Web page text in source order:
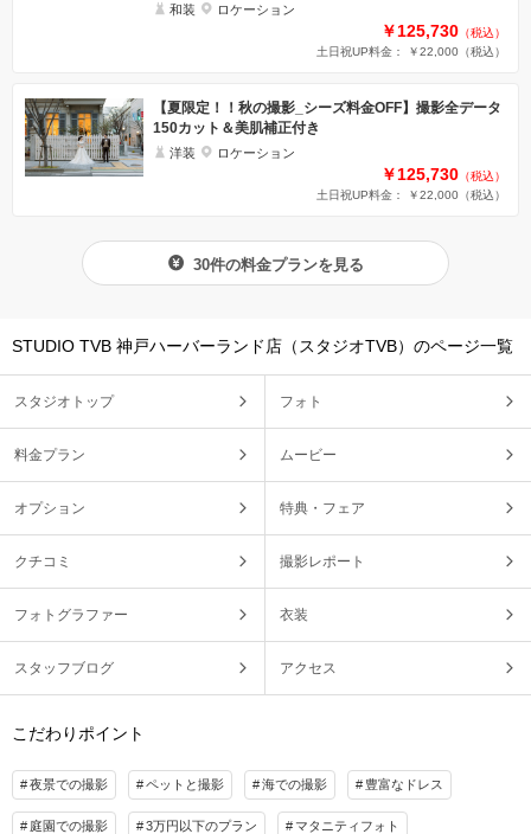
和装 ロケーション
￥125,730 （税込）
土日祝UP料金： ￥22,000 （税込）
【夏限定！！秋の撮影_シーズ料金OFF】撮影全データ
150カット＆美肌補正付き
洋装 ロケーション
￥125,730 （税込）
土日祝UP料金： ￥22,000 （税込）
30件の料金プランを見る
STUDIO TVB 神戸ハーバーランド店（スタジオTVB）のページ一覧
スタジオトップ フォト
料金プラン ムービー
オプション 特典・フェア
クチコミ 撮影レポート
フォトグラファー 衣装
スタッフブログ アクセス
こだわりポイント
夜景での撮影 ペットと撮影 海での撮影 豊富なドレス
庭園での撮影 3万円以下のプラン マタニティフォト